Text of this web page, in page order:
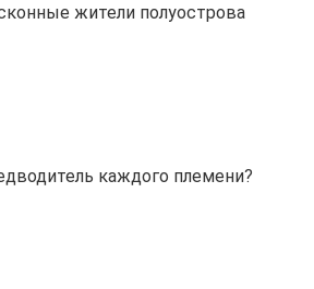
жители полуострова
каждого племени?